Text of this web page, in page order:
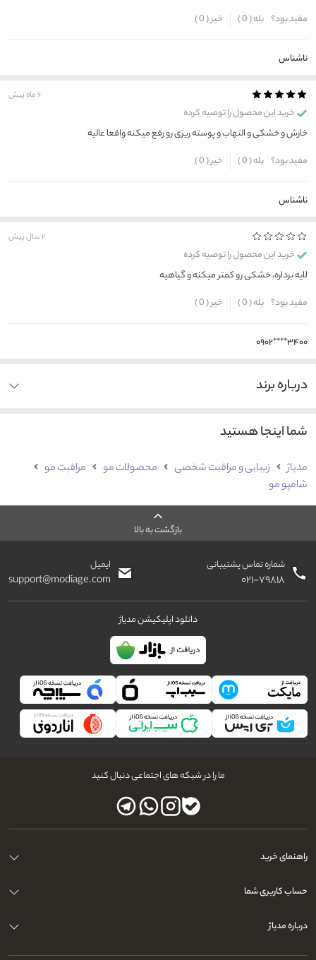
مفید بود؟ بله ( 0
) خیر ( 0
)
ناشناس
۶ ماه پیش
خرید این محصول را توصیه کرده
خارش و خشکی و التهاب و پوسته ریزی رو رفع میکنه واقعا عالیه
مفید بود؟ بله ( 0
) خیر ( 0
)
ناشناس
۲ سال پیش
خرید این محصول را توصیه کرده
لایه برداره، خشکی رو‌ کمتر میکنه و گیاهیه
مفید بود؟ بله ( 0
) خیر ( 0
)
۰۹۰۲****۳۴۰۰
درباره برند
شما اینجا هستید
مدیاژ زیبایی و مراقبت شخصی محصولات مو
مراقبت مو
شامپو مو
بازگشت به بالا
شماره تماس پشتیبانی
۰۲۱-۷۹۸۱۸
ایمیل
support@modiage.com
دانلود اپلیکیشن مدیاژ
ما را در شبکه های اجتماعی دنبال کنید
راهنمای خرید
حساب کاربری شما
درباره مدیاژ